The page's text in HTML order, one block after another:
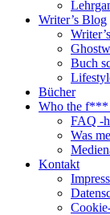
Writer’s Blog
Buch
Bücher
Who the f***
FAQ -
Was
Kontakt